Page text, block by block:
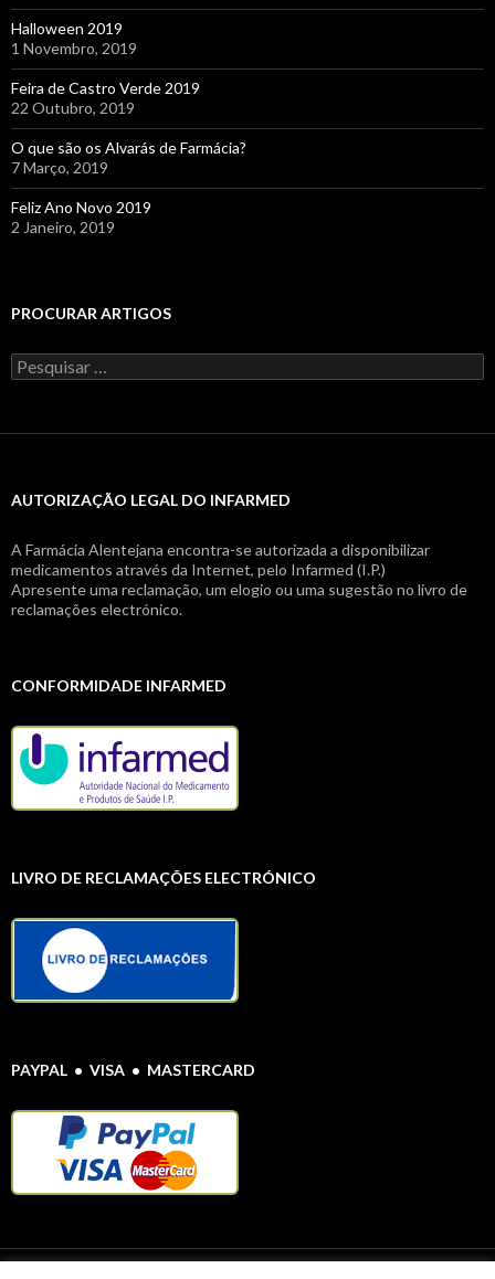
Halloween 2019
1 Novembro, 2019
Feira de Castro Verde 2019
22 Outubro, 2019
O que são os Alvarás de Farmácia?
7 Março, 2019
Feliz Ano Novo 2019
2 Janeiro, 2019
PROCURAR ARTIGOS
Pesquisar
por:
AUTORIZAÇÃO LEGAL DO INFARMED
A Farmácia Alentejana encontra-se autorizada a disponibilizar
medicamentos através da Internet, pelo Infarmed (I.P.)
Apresente uma reclamação, um elogio ou uma sugestão no livro de
reclamações electrónico.
CONFORMIDADE INFARMED
LIVRO DE RECLAMAÇÕES ELECTRÓNICO
PAYPAL • VISA • MASTERCARD